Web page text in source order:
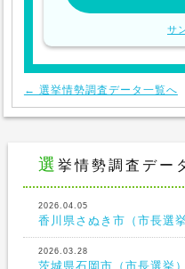
サ
← 選挙情勢調査データ一覧へ
選挙情勢調査デー
2026.04.05
香川県さぬき市（市長選挙
2026.03.28